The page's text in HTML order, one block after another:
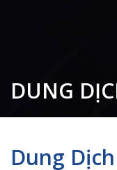
DUNG
Dung